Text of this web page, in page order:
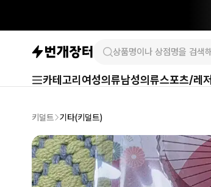
카테고리 여성의류남성의류스포츠/레저
키덜트 기타(키덜트)